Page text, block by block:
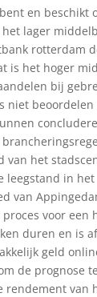
en beschikt
lager
rotterdam
is het hoger
bij
niet beoordelen
van het
leegstand in het
van
voor een
duren en is
geld
de prognose
rendement van